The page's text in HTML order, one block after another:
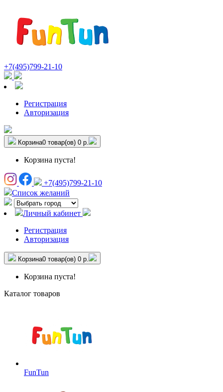
+7(495)799-21-10
Регистрация
Авторизация
Корзина0 товар(ов) 0 р.
Корзина пуста!
+7(495)799-21-10
Список желаний
Личный кабинет
Регистрация
Авторизация
Корзина0 товар(ов) 0 р.
Корзина пуста!
Каталог товаров
FunTun